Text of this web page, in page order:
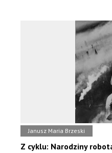
Janusz Maria Brzeski
Z cyklu: Narodziny